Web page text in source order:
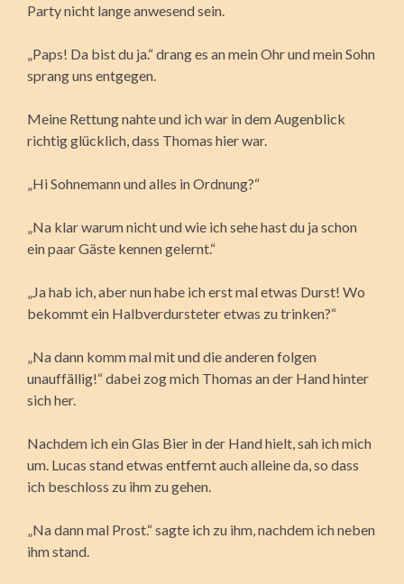
Party nicht lange anwesend sein.
„Paps! Da bist du ja.“ drang es an mein Ohr und mein Sohn
sprang uns entgegen.
Meine Rettung nahte und ich war in dem Augenblick
richtig glücklich, dass Thomas hier war.
„Hi Sohnemann und alles in Ordnung?“
„Na klar warum nicht und wie ich sehe hast du ja schon
ein paar Gäste kennen gelernt.“
„Ja hab ich, aber nun habe ich erst mal etwas Durst! Wo
bekommt ein Halbverdursteter etwas zu trinken?“
„Na dann komm mal mit und die anderen folgen
unauffällig!“ dabei zog mich Thomas an der Hand hinter
sich her.
Nachdem ich ein Glas Bier in der Hand hielt, sah ich mich
um. Lucas stand etwas entfernt auch alleine da, so dass
ich beschloss zu ihm zu gehen.
„Na dann mal Prost.“ sagte ich zu ihm, nachdem ich neben
ihm stand.